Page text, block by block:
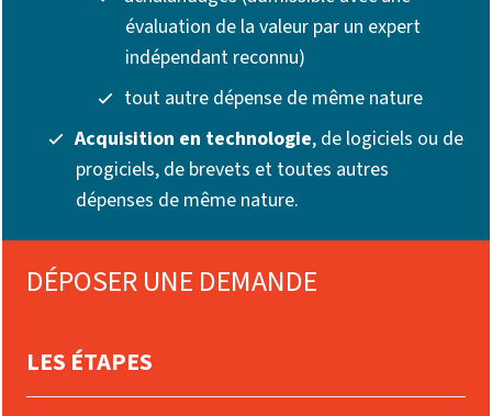
évaluation de la valeur par un expert
indépendant reconnu)
tout autre dépense de même nature
Acquisition en technologie, de logiciels ou de
progiciels, de brevets et toutes autres
dépenses de même nature.
DÉPOSER UNE DEMANDE
LES ÉTAPES